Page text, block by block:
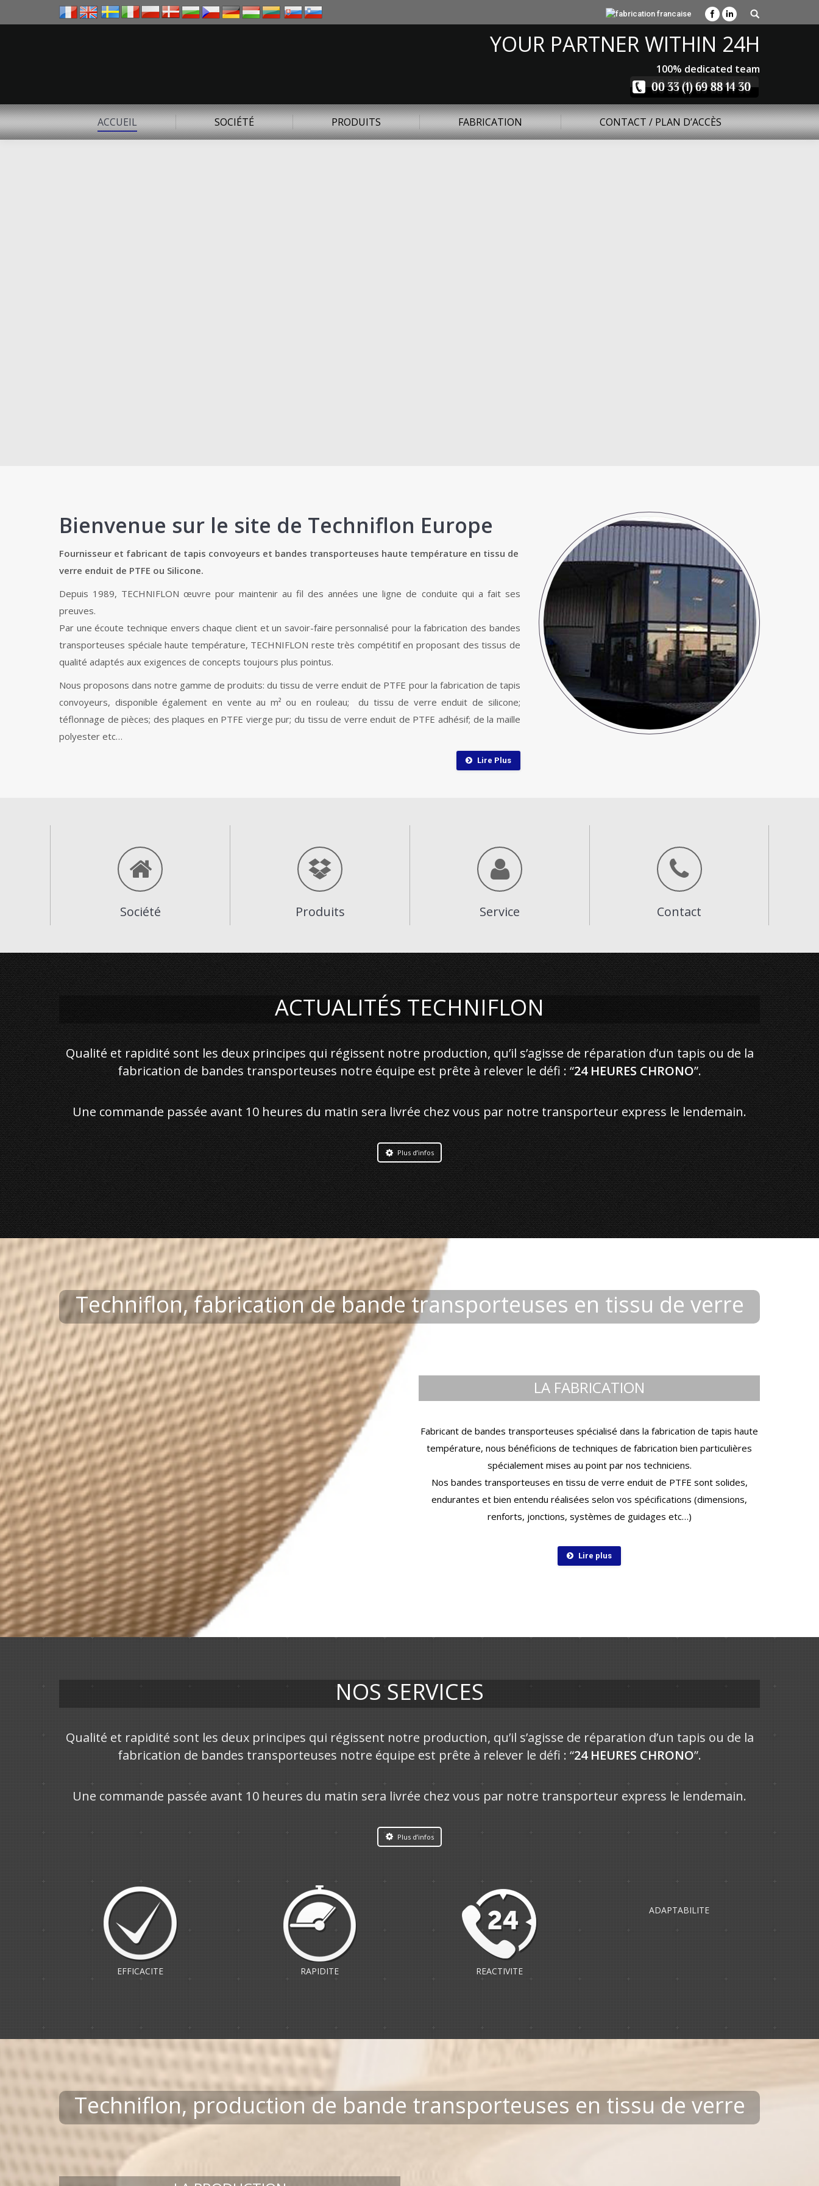
YOUR PARTNER WITHIN 24H
100% dedicated team
ACCUEIL SOCIÉTÉ PRODUITS FABRICATION CONTACT / PLAN D’ACCÈS
Bienvenue sur le site de Techniflon Europe
Fournisseur et fabricant de tapis convoyeurs et bandes transporteuses haute température en tissu de
verre enduit de PTFE ou Silicone.
Depuis 1989, TECHNIFLON œuvre pour maintenir au fil des années une ligne de conduite qui a fait ses
preuves.
Par une écoute technique envers chaque client et un savoir-faire personnalisé pour la fabrication des bandes
transporteuses spéciale haute température, TECHNIFLON reste très compétitif en proposant des tissus de
qualité adaptés aux exigences de concepts toujours plus pointus.
Nous proposons dans notre gamme de produits: du tissu de verre enduit de PTFE pour la fabrication de tapis
convoyeurs, disponible également en vente au m² ou en rouleau; du tissu de verre enduit de silicone;
téflonnage de pièces; des plaques en PTFE vierge pur; du tissu de verre enduit de PTFE adhésif; de la maille
polyester etc…
Lire Plus
Société Produits Service Contact
ACTUALITÉS TECHNIFLON
Qualité et rapidité sont les deux principes qui régissent notre production, qu’il s’agisse de réparation d’un tapis ou de la
fabrication de bandes transporteuses notre équipe est prête à relever le défi : “24 HEURES CHRONO”.
Une commande passée avant 10 heures du matin sera livrée chez vous par notre transporteur express le lendemain.
Plus d’infos
Techniflon, fabrication de bande transporteuses en tissu de verre
LA FABRICATION
Fabricant de bandes transporteuses spécialisé dans la fabrication de tapis haute
température, nous bénéficions de techniques de fabrication bien particulières
spécialement mises au point par nos techniciens.
Nos bandes transporteuses en tissu de verre enduit de PTFE sont solides,
endurantes et bien entendu réalisées selon vos spécifications (dimensions,
renforts, jonctions, systèmes de guidages etc…)
Lire plus
NOS SERVICES
Qualité et rapidité sont les deux principes qui régissent notre production, qu’il s’agisse de réparation d’un tapis ou de la
fabrication de bandes transporteuses notre équipe est prête à relever le défi : “24 HEURES CHRONO”.
Une commande passée avant 10 heures du matin sera livrée chez vous par notre transporteur express le lendemain.
Plus d’infos
EFFICACITE RAPIDITE REACTIVITE
ADAPTABILITE
Techniflon, production de bande transporteuses en tissu de verre